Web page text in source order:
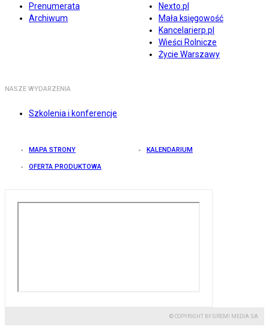
Prenumerata
Archiwum
Nexto.pl
Mała księgowość
Kancelarierp.pl
Wieści Rolnicze
Życie Warszawy
NASZE WYDARZENIA
Szkolenia i konferencje
MAPA STRONY KALENDARIUM
OFERTA PRODUKTOWA
© COPYRIGHT BY GREMI MEDIA SA